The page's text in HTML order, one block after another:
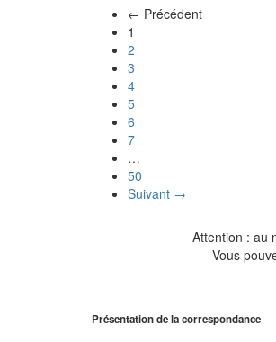
← Précédent
1
2
3
4
5
6
7
…
50
Suivant →
Attention : au
Vous
Présentation de la correspondance